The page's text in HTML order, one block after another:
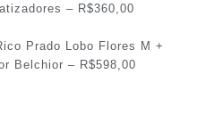
– R$360,00
Prado Lobo Flores M +
Belchior – R$598,00